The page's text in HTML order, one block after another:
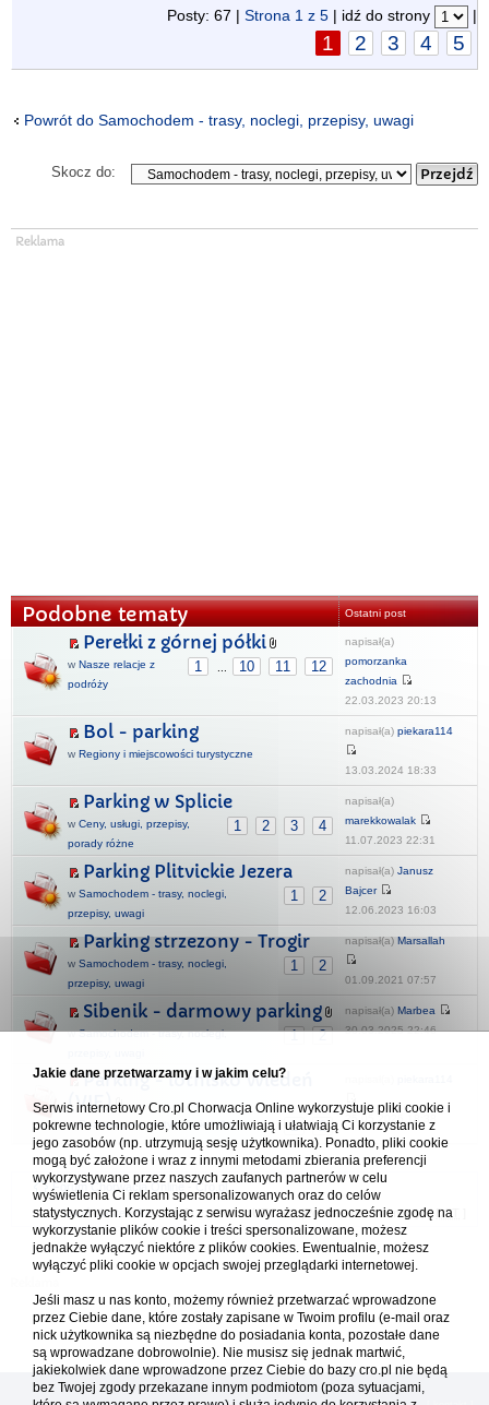
Posty: 67 | Strona 1 z 5 | idź do strony |
1 2 3 4 5
Powrót do Samochodem - trasy, noclegi, przepisy, uwagi
Skocz do:
Podobne tematy Ostatni post
Perełki z górnej półki
1 10 11 12
w Nasze relacje z
podróży
napisał(a)
pomorzanka
zachodnia
22.03.2023 20:13
Bol - parking
w Regiony i miejscowości turystyczne
napisał(a) piekara114
13.03.2024 18:33
Parking w Splicie
1 2 3 4
w Ceny, usługi, przepisy,
porady różne
napisał(a)
marekkowalak
11.07.2023 22:31
Parking Plitvickie Jezera
1 2
w Samochodem - trasy, noclegi,
przepisy, uwagi
napisał(a) Janusz
Bajcer
12.06.2023 16:03
Parking strzezony - Trogir
1 2
w Samochodem - trasy, noclegi,
przepisy, uwagi
napisał(a)Marsallah
01.09.2021 07:57
Sibenik - darmowy parking
1 2
wSamochodem - trasy, noclegi,
napisał(a) Marbea
30.03.2025 22:46
Parking - lotnisko Wiedeń
(VIE)
1 2
wRozmowy o turystyce i nie tylko 25.05.2026 18:38
Forum Chorwacja Online - Cro.pl
Usuń ciasteczka• Strefa czasowa: UTC + 1 (Polska - czas zimowy) [ DST
Jakie dane przetwarzamy i w jakim celu?
Serwis internetowy Cro.pl Chorwacja Online wykorzystuje pliki cookie i
pokrewne technologie, które umożliwiają i ułatwiają Ci korzystanie z
jego zasobów (np. utrzymują sesję użytkownika). Ponadto, pliki cookie
mogą być założone i wraz z innymi metodami zbierania preferencji
wykorzystywane przez naszych zaufanych partnerów w celu
wyświetlenia Ci reklam spersonalizowanych oraz do celów
statystycznych. Korzystając z serwisu wyrażasz jednocześnie zgodę na
wykorzystanie plików cookie i treści spersonalizowane, możesz
jednakże wyłączyć niektóre z plików cookies. Ewentualnie, możesz
wyłączyć pliki cookie w opcjach swojej przeglądarki internetowej.
Jeśli masz u nas konto, możemy również przetwarzać wprowadzone
przez Ciebie dane, które zostały zapisane w Twoim profilu (e-mail oraz
nick użytkownika są niezbędne do posiadania konta, pozostałe dane
są wprowadzane dobrowolnie). Nie musisz się jednak martwić,
jakiekolwiek dane wprowadzone przez Ciebie do bazy cro.pl nie będą
bez Twojej zgody przekazane innym podmiotom (poza sytuacjami,